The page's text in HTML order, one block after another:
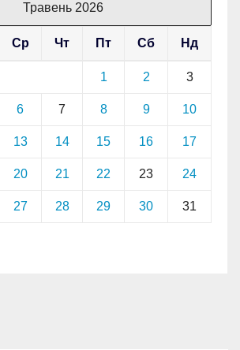
Травень 2026
Ср Чт Пт Сб Нд
1 2 3
6 7 8 9 10
13 14 15 16 17
20 21 22 23 24
27 28 29 30 31